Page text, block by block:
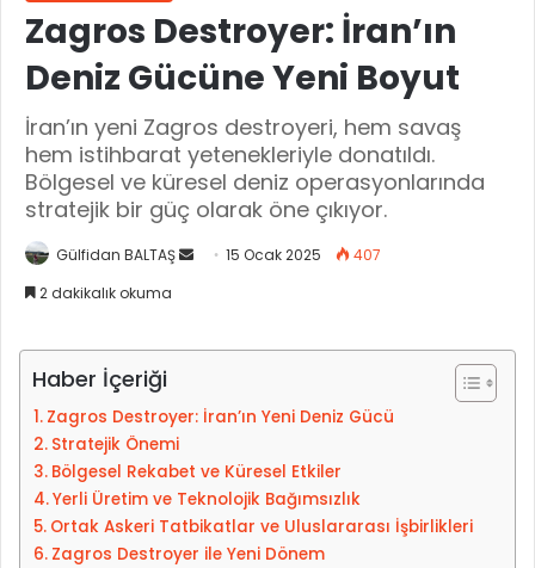
Zagros Destroyer: İran’ın
Deniz Gücüne Yeni Boyut
İran’ın yeni Zagros destroyeri, hem savaş
hem istihbarat yetenekleriyle donatıldı.
Bölgesel ve küresel deniz operasyonlarında
stratejik bir güç olarak öne çıkıyor.
Gülfidan BALTAŞ
o
t
15 Ocak 2025
407
2 dakikalık okuma
Haber İçeriği
Zagros Destroyer: İran’ın Yeni Deniz Gücü
Stratejik Önemi
Bölgesel Rekabet ve Küresel Etkiler
Yerli Üretim ve Teknolojik Bağımsızlık
Ortak Askeri Tatbikatlar ve Uluslararası İşbirlikleri
Zagros Destroyer ile Yeni Dönem